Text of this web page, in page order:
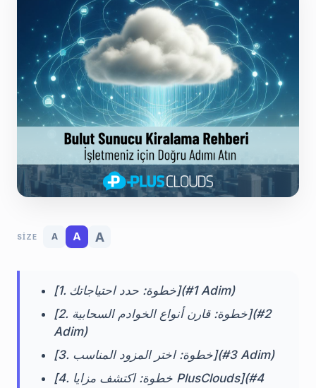
SIZE A A A
[1. خطوة: حدد احتياجاتك](#1 Adim)
[2. خطوة: قارن أنواع الخوادم السحابية](#2
Adim)
[3. خطوة: اختر المزود المناسب](#3 Adim)
[4. خطوة: اكتشف مزايا PlusClouds](#4